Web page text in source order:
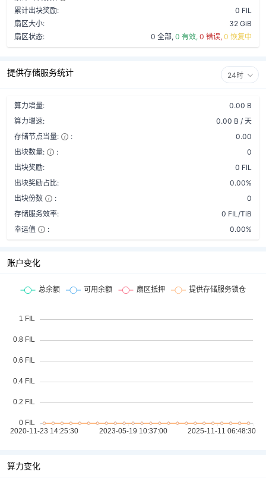
累计出块奖励:
0 FIL
扇区大小:
32 GiB
扇区状态:
0 全部, 0 有效, 0 错误, 0 恢复中
提供存储服务统计 24时
算力增量:
0.00 B
算力增速:
0.00 B / 天
存储节点当量:
:
0.00
出块数量:
:
0
出块奖励:
0 FIL
出块奖励占比:
0.00%
出块份数
:
0
存储服务效率:
0 FIL/TiB
幸运值
: 0.00%
账户变化
算力变化